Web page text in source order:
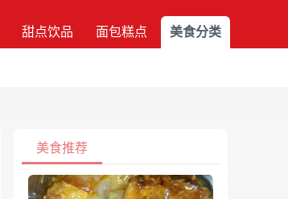
甜点饮品 面包糕点 美食分类
美食推荐